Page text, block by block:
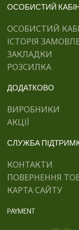
ОСОБИСТИЙ
ОСОБИСТИЙ
ІСТОРІЯ
ЗАКЛАДКИ
РОЗСИЛКА
ДОДАТКОВО
ВИРОБНИКИ
АКЦІЇ
СЛУЖБА
КОНТАКТИ
ПОВЕРНЕННЯ
КАРТА САЙТУ
PAYMENT